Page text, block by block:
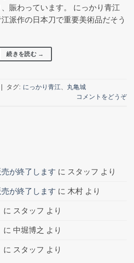
賑わっています。 にっかり青江
派作の日本刀で重要美術品だそう
続きを読む →
タグ: にっかり青江、 丸亀城
コメントをどうぞ
が終了します に スタッフ より
が終了します に 木村 より
に スタッフ より
に 中堀博之 より
に スタッフ より